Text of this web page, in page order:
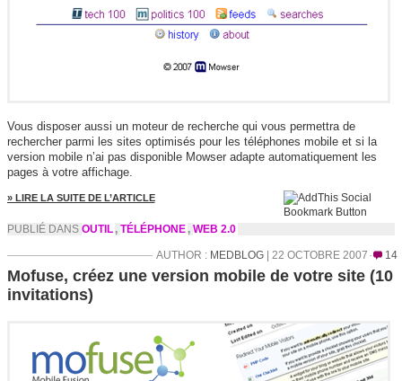
Vous disposer aussi un moteur de recherche qui vous permettra de
rechercher parmi les sites optimisés pour les téléphones mobile et si la
version mobile n’ai pas disponible Mowser adapte automatiquement les
pages à votre affichage.
» LIRE LA SUITE DE L’ARTICLE
PUBLIÉ DANS OUTIL , TÉLÉPHONE , WEB 2.0
AUTHOR : MEDBLOG| 22 OCTOBRE 2007 14
Mofuse, créez une version mobile de votre site (10
invitations)